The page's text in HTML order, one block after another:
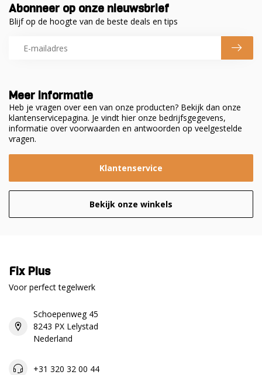
Meer informatie
Heb je vragen over een van onze producten? Bekijk dan onze
klantenservicepagina. Je vindt hier onze bedrijfsgegevens,
informatie over voorwaarden en antwoorden op veelgestelde
vragen.
Klantenservice
Bekijk onze winkels
Abonneer op onze nieuwsbrief
Blijf op de hoogte van de beste deals en tips
Fix Plus
Voor perfect tegelwerk
Schoepenweg 45
8243 PX Lelystad
Nederland
+31 320 32 00 44